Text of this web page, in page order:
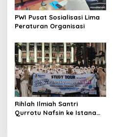
PWI Pusat Sosialisasi Lima
Peraturan Organisasi
Rihlah Ilmiah Santri
Qurrotu Nafsin ke Istana